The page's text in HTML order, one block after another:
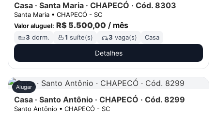
Casa · Santa Maria · CHAPECÓ · Cód. 8303
Santa Maria • CHAPECÓ - SC
Valor aluguel: R$ 5.500,00 / mês
3 dorm. 1 suíte(s) 3 vaga(s) Casa
Detalhes
Alugar
Casa · Santo Antônio · CHAPECÓ · Cód. 8299
Santo Antônio • CHAPECÓ - SC